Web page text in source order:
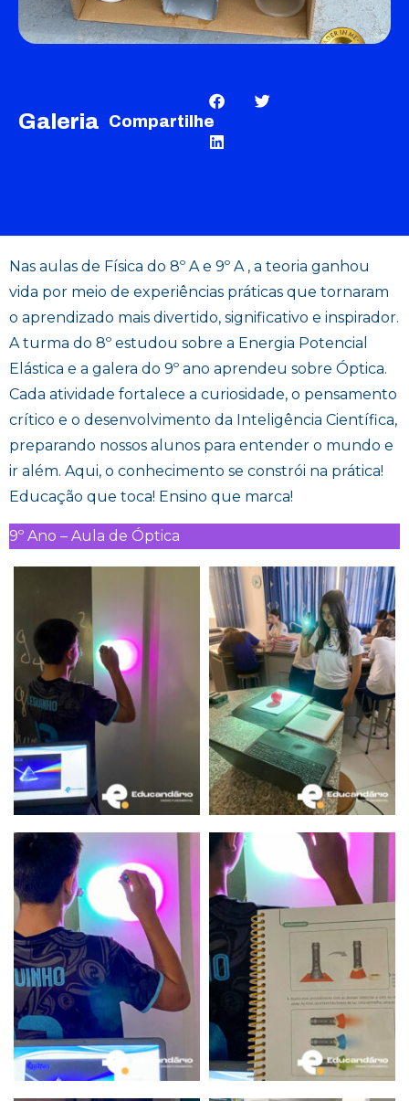
Galeria Compartilhe
Nas aulas de Física do 8º A e 9º A , a teoria ganhou
vida por meio de experiências práticas que tornaram
o aprendizado mais divertido, significativo e inspirador.
A turma do 8º estudou sobre a Energia Potencial
Elástica e a galera do 9º ano aprendeu sobre Óptica.
Cada atividade fortalece a curiosidade, o pensamento
crítico e o desenvolvimento da Inteligência Científica,
preparando nossos alunos para entender o mundo e
ir além. Aqui, o conhecimento se constrói na prática!
Educação que toca! Ensino que marca!
9º Ano – Aula de Óptica